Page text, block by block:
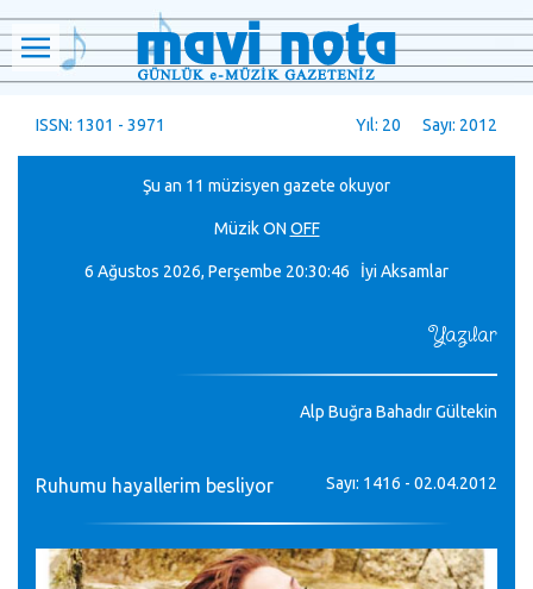
ISSN: 1301 - 3971 Yıl: 20 Sayı: 2012
Şu an 11 müzisyen gazete okuyor
MüzikON OFF
6 Ağustos 2026, Perşembe 20:30:47 İyi Aksamlar
Yazılar
Alp Buğra Bahadır Gültekin
Ruhumu hayallerim besliyor Sayı: 1416 - 02.04.2012